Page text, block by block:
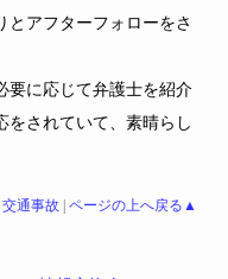
とアフターフォローをさ
要に応じて弁護士を紹介
をされていて、素晴らし
交通事故| ページの上へ戻る▲